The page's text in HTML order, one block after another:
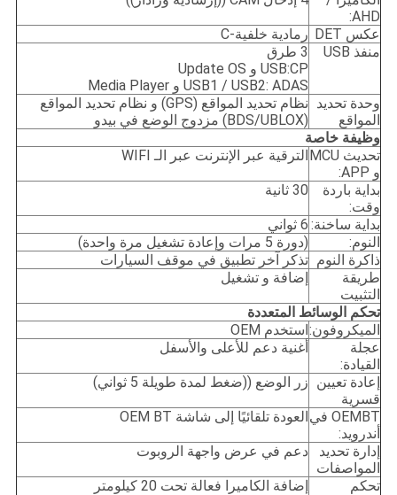
AHD:
عكس DET
رمادية خلفية-C
منفذ USB
3 طرق
USB:CP و Update OS
USB1 / USB2: ADAS و Media Player
وحدة تحديد
المواقع
نظام تحديد المواقع (GPS) و نظام تحديد المواقع
(BDS/UBLOX) مزدوج الوضع في بيدو
وظيفة خاصة
تحديث MCU
و APP:
الترقية عبر الإنترنت عبر الـ WIFI
بداية باردة
وقت:
30 ثانية
بداية ساخنة: 6 ثواني
النوم:
(دورة 5 مرات وإعادة تشغيل مرة واحدة)
ذاكرة النوم تذكر آخر تطبيق في موقف السيارات
طريقة
التثبيت
إضافة و تشغيل
تحكم الوسائط المتعددة
الميكروفون:استخدم OEM
عجلة
القيادة:
أغنية دعم للأعلى والأسفل
إعادة تعيين
قسرية
زر الوضع ((ضغط لمدة طويلة 5 ثواني)
OEMBT في
أندرويد:
العودة تلقائيًا إلى شاشة OEM BT
إدارة تحديد
المواصفات
دعم في عرض واجهة الروبوت
تحكم
إضافة الكاميرا فعالة تحت 20 كيلومتر